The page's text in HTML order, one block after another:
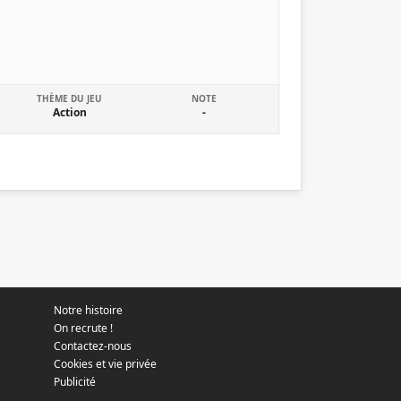
THÈME DU JEU
Action
NOTE
-
Notre histoire
On recrute !
Contactez-nous
Cookies et vie privée
Publicité